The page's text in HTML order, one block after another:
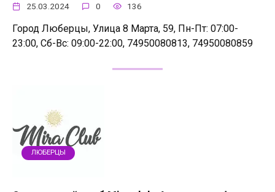
25.03.2024 0 136
Город Люберцы, Улица 8 Марта, 59, Пн-Пт: 07:00-
23:00, Сб-Вс: 09:00-22:00, 74950080813, 74950080859
ЛЮБЕРЦЫ